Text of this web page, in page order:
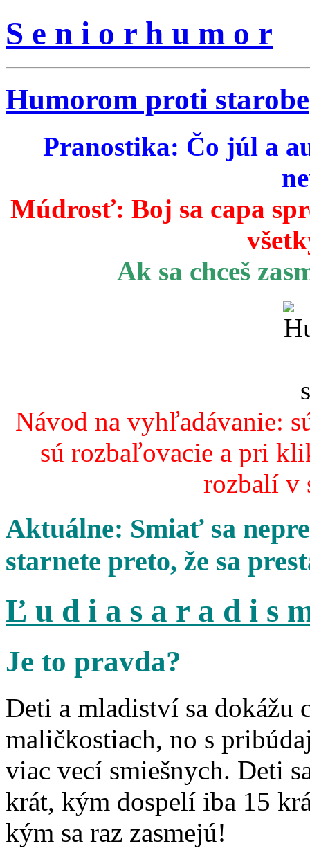
S e n i o r h u m o r
Humorom proti starobe
Pranostika: Čo júl a
Múdrosť: Boj sa capa
Ak sa chceš
Návod na vyhľadávanie:
sú rozbaľovacie a pri
rozbalí v
Aktuálne: Smiať sa
starnete preto, že sa
Ľ u d i a s a r a d i s
Je to pravda?
Deti a mladiství sa dokážu
maličkostiach, no s
viac vecí smiešnych. Deti
krát, kým dospelí iba 15
kým sa raz zasmejú!